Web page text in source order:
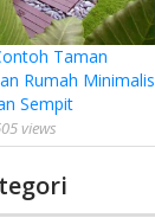
Taman
Rumah Minimalis
Sempit
views